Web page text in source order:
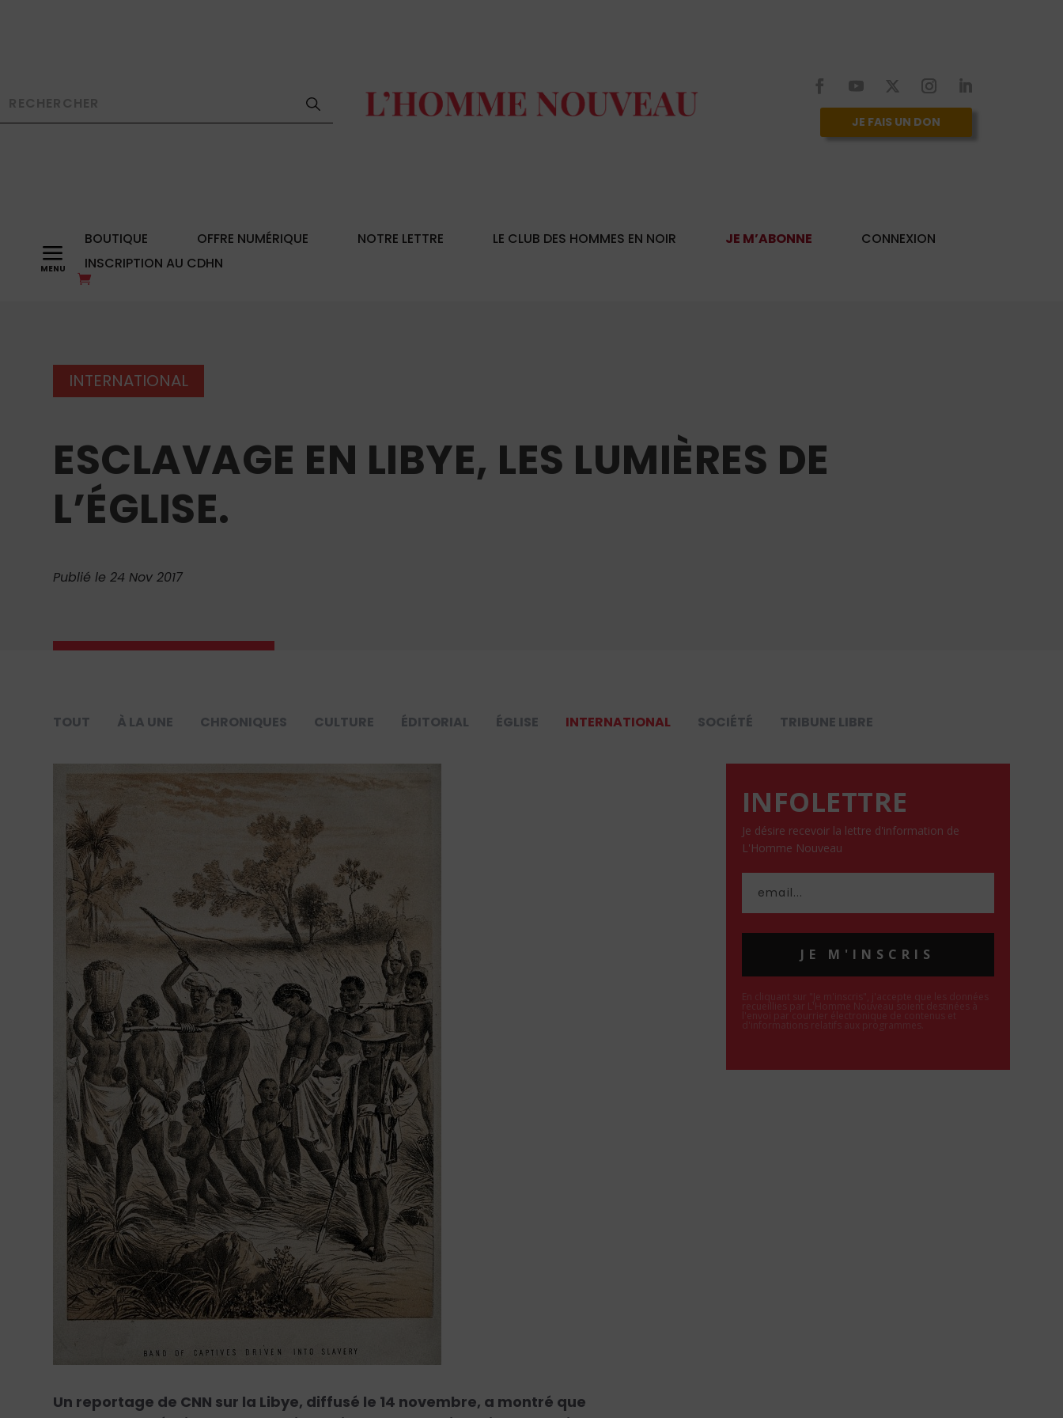
JE FAIS UN DON
a BOUTIQUE OFFRE NUMÉRIQUE NOTRE LETTRE LE CLUB DES HOMMES EN NOIR JE M’ABONNE
CONNEXION
INSCRIPTION AU CDHN
INTERNATIONAL
ESCLAVAGE EN LIBYE, LES LUMIÈRES DE
L’ÉGLISE.
Publié le 24 Nov 2017
TOUT À LA UNE CHRONIQUES CULTURE ÉDITORIAL ÉGLISE INTERNATIONAL SOCIÉTÉ TRIBUNE LIBRE
Un reportage de CNN sur la Libye, diffusé le 14 novembre, a montré que
INFOLETTRE
Je désire recevoir la lettre d'information de
L'Homme Nouveau
JE M'INSCRIS
En cliquant sur "Je m'inscris", j'accepte que les données
recueillies par L'Homme Nouveau soient destinées à
l'envoi par courrier électronique de contenus et
d'informations relatifs aux programmes.